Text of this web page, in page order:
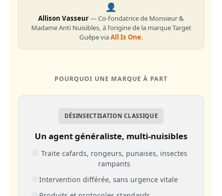
Allison Vasseur— Co-fondatrice de Monsieur &
Madame Anti Nuisibles, à l'origine de la marque Target
Guêpe viaAll Is One.
POURQUOI UNE MARQUE À PART
DÉSINSECTISATION CLASSIQUE
Un agent généraliste, multi-nuisibles
Traite cafards, rongeurs, punaises, insectes
rampants
Intervention différée, sans urgence vitale